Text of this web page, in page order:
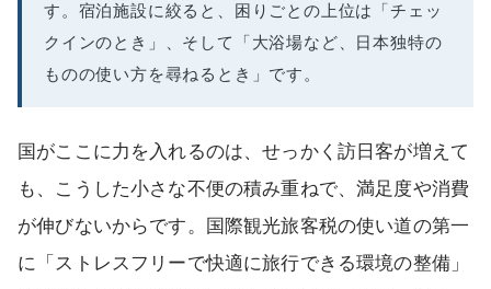
す。宿泊施設に絞ると、困りごとの上位は「チェッ
クインのとき」、そして「大浴場など、日本独特の
ものの使い方を尋ねるとき」です。
国がここに力を入れるのは、せっかく訪日客が増えて
も、こうした小さな不便の積み重ねで、満足度や消費
が伸びないからです。国際観光旅客税の使い道の第一
に「ストレスフリーで快適に旅行できる環境の整備」